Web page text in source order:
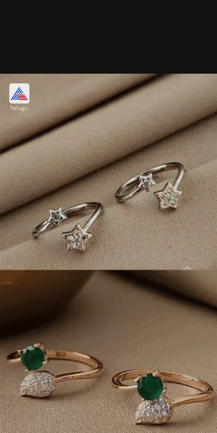
పూల మెట్టెలు
పువ్వులు, ఆకులు, పక్షులు, సీతాకోకచిలుకల ఆకారంలో
ఉండే సింపుల్ మెట్టెలు ఇప్పుడు మార్కెట్లో ఉన్నాయి.
Image credits: Instagram
Telugu